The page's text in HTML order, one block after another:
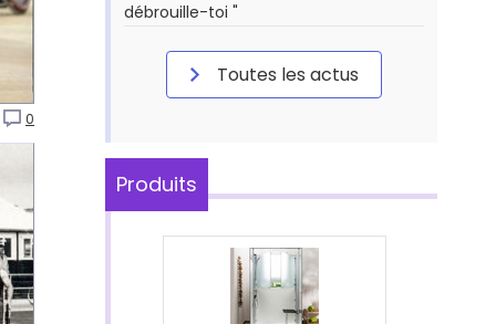
0
débrouille-toi "
Toutes les actus
Produits